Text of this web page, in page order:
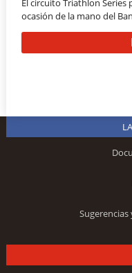
El circuito Triathlon Series
ocasión de la mano del